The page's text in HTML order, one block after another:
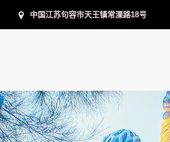
中国江苏句容市天王镇常溧路18号